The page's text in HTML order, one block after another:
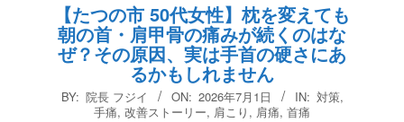
【たつの市 50代女性】枕を変えても
朝の首・肩甲骨の痛みが続くのはな
ぜ？その原因、実は手首の硬さにあ
るかもしれません
2026-
BY: 院長 フジイ ON: 2026年7月1日 IN: 対策,
手痛, 改善ストーリー, 肩こり , 肩痛, 首痛